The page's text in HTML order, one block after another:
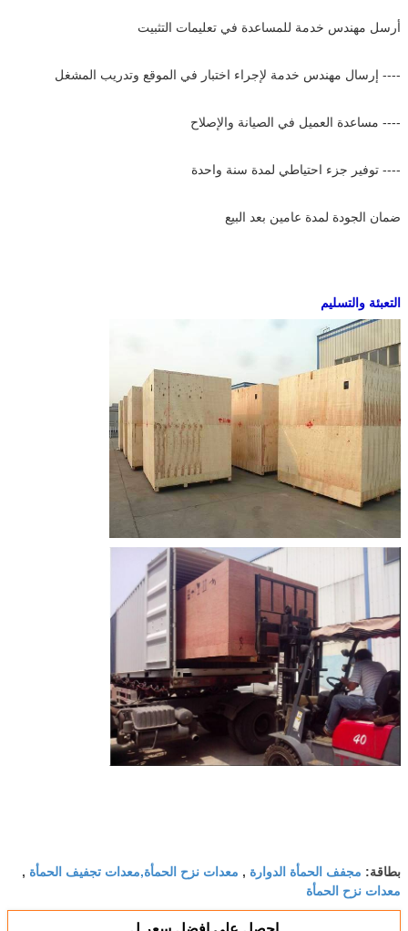
أرسل مهندس خدمة للمساعدة في تعليمات التثبيت
---- إرسال مهندس خدمة لإجراء اختبار في الموقع وتدريب المشغل
---- مساعدة العميل في الصيانة والإصلاح
---- توفير جزء احتياطي لمدة سنة واحدة
ضمان الجودة لمدة عامين بعد البيع
التعبئة والتسليم
بطاقة: مجفف الحمأة الدوارة , معدات نزح الحمأة,معدات تجفيف الحمأة ,
معدات نزح الحمأة